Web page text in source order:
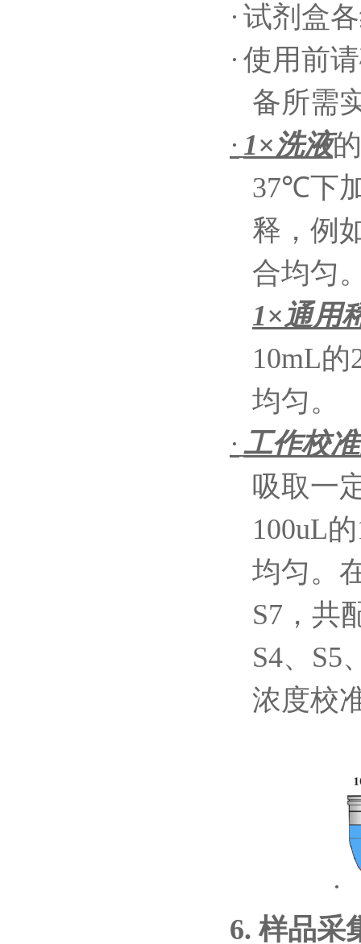
· 试剂盒
· 使用前
备所需
· 1×洗液
37℃下
释，例
合均匀
1×通用
10mL的
均匀。
· 工作校
吸取一
100uL的
均匀。
S7 ，共
S4、 S5
浓度校
·
6. 样品采